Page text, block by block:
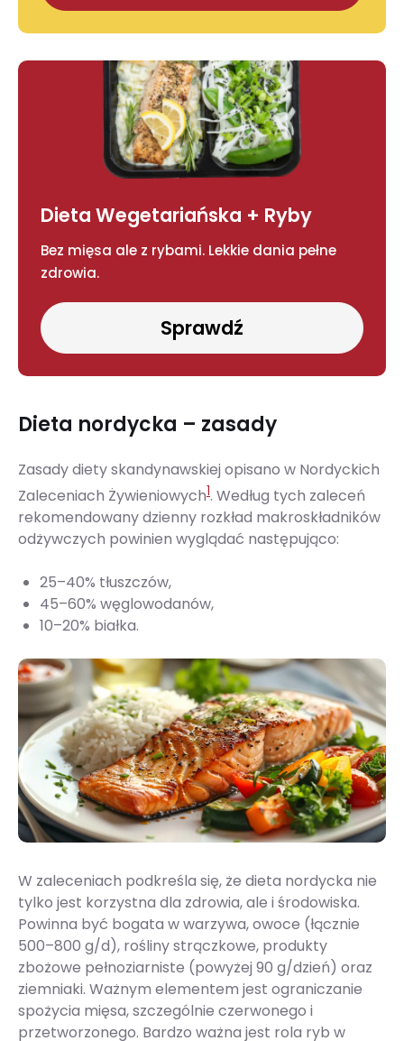
Dieta Wegetariańska + Ryby
Bez mięsa ale z rybami. Lekkie dania pełne
zdrowia.
Sprawdź
Dieta nordycka – zasady
Zasady diety skandynawskiej opisano w Nordyckich
Zaleceniach Żywieniowych1. Według tych zaleceń
rekomendowany dzienny rozkład makroskładników
odżywczych powinien wyglądać następująco:
25–40% tłuszczów,
45–60% węglowodanów,
10–20% białka.
W zaleceniach podkreśla się, że dieta nordycka nie
tylko jest korzystna dla zdrowia, ale i środowiska.
Powinna być bogata w warzywa, owoce (łącznie
500–800 g/d), rośliny strączkowe, produkty
zbożowe pełnoziarniste (powyżej 90 g/dzień) oraz
ziemniaki. Ważnym elementem jest ograniczanie
spożycia mięsa, szczególnie czerwonego i
przetworzonego. Bardzo ważna jest rola ryb w